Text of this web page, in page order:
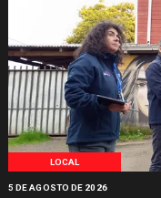
LOCAL
5 DE AGOSTO DE 2026